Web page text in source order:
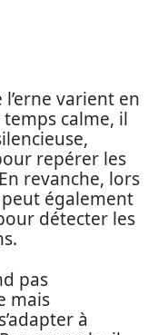
varient en
calme, il
repérer les
revanche, lors
peut également
détecter les
pas
mais
à